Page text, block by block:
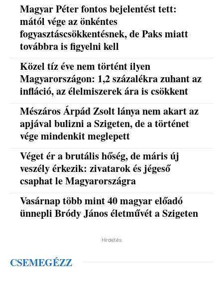
Magyar Péter fontos bejelentést tett:
mától vége az önkéntes
fogyasztáscsökkentésnek, de Paks miatt
továbbra is figyelni kell
Közel tíz éve nem történt ilyen
Magyarországon: 1,2 százalékra zuhant az
infláció, az élelmiszerek ára is csökkent
Mészáros Árpád Zsolt lánya nem akart az
apjával bulizni a Szigeten, de a történet
vége mindenkit meglepett
Véget ér a brutális hőség, de máris új
veszély érkezik: zivatarok és jégeső
csaphat le Magyarországra
Vasárnap több mint 40 magyar előadó
ünnepli Bródy János életművét a Szigeten
Hirdetés
CSEMEGÉZZ